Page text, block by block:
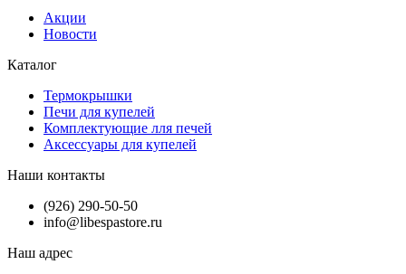
Акции
Новости
Каталог
Термокрышки
Печи для купелей
Комплектующие лля печей
Аксессуары для купелей
Наши контакты
(926) 290-50-50
info@libespastore.ru
Наш адрес